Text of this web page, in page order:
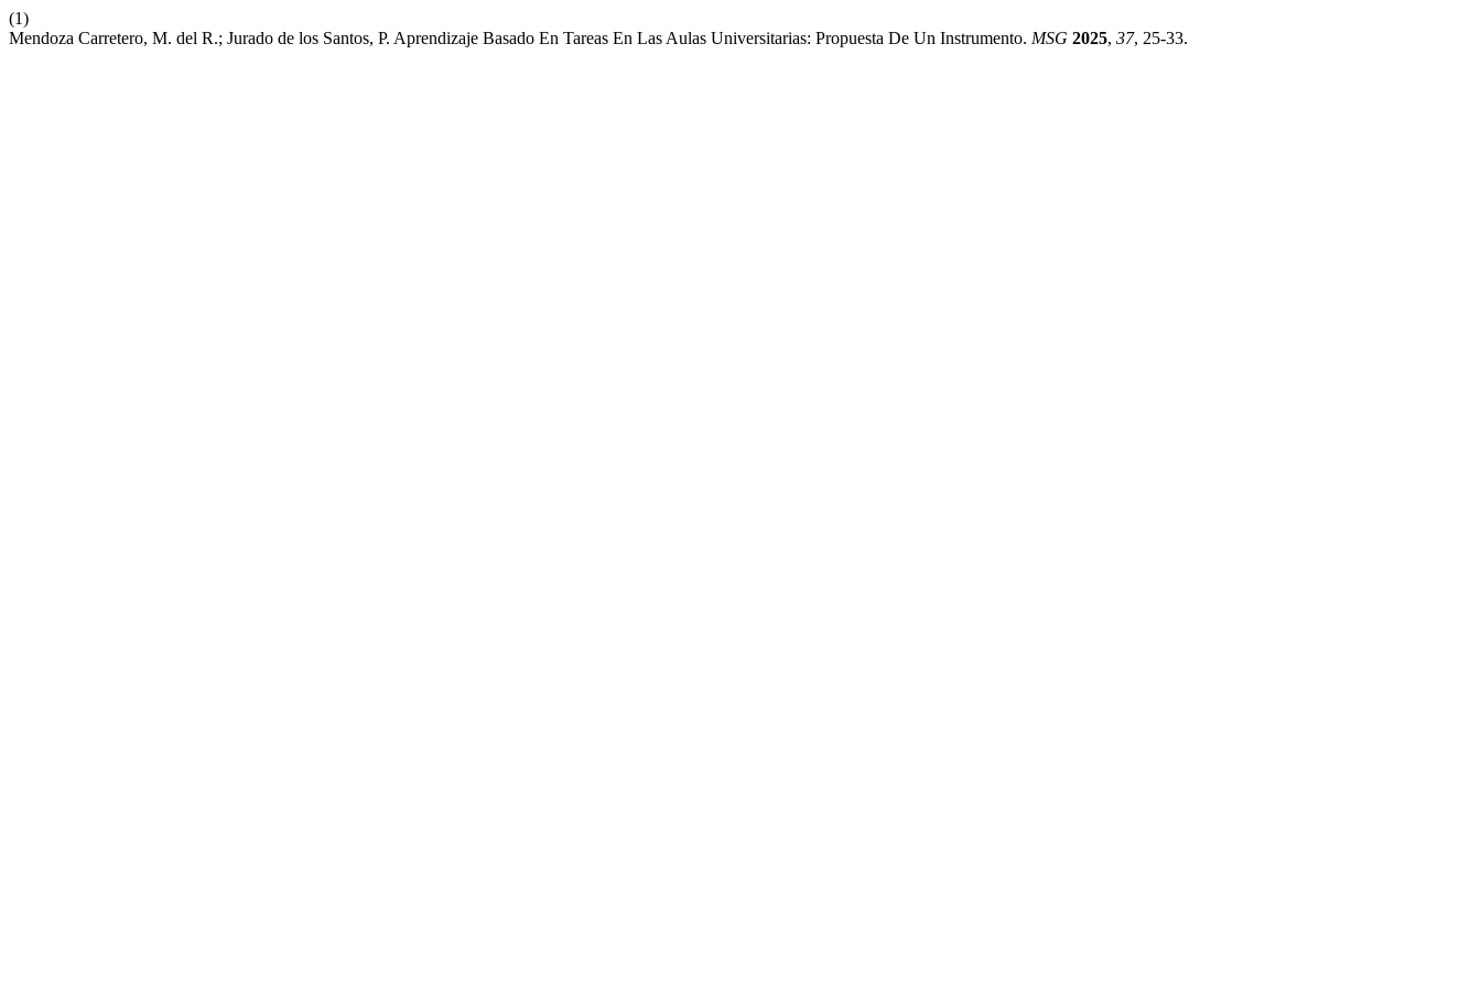
(1)
Mendoza Carretero, M. del R.; Jurado de los Santos, P. Aprendizaje Basado En Tareas En Las Aulas Universitarias: Propuesta De Un Instrumento. MSG 2025, 37, 25-33.